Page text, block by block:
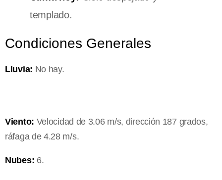
templado.
Condiciones Generales
Lluvia: No hay.
Viento: Velocidad de 3.06 m/s, dirección 187 grados,
ráfaga de 4.28 m/s.
Nubes: 6.